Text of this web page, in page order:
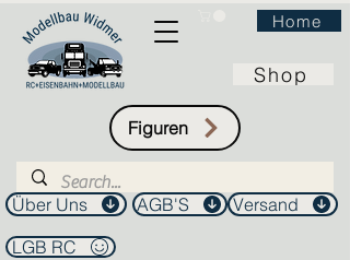
Home
Shop
Figuren
Über Uns AGB'S
Versand
LGB RC